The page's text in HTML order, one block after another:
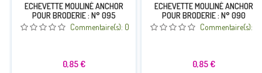
ECHEVETTE MOULINÉ ANCHOR
POUR BRODERIE : N° 095
Commentaire(s): 0
Prix
0,85 €
ECHEVETTE MOULINÉ ANCHOR
POUR BRODERIE : N° 090
Commentaire(s):
Prix
0,85 €